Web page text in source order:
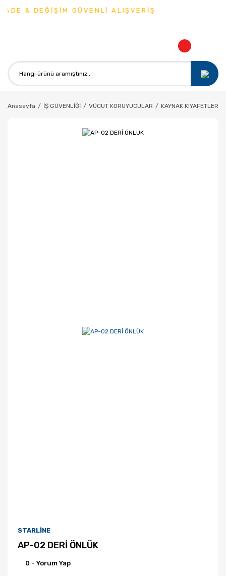
& DEĞİŞİM GÜVENLİ ALIŞVERİŞ
Anasayfa İŞ GÜVENLİĞİ VÜCUT KORUYUCULAR KAYNAK KIYAFETLERİ
STARLİNE
AP-02 DERİ ÖNLÜK
0 - Yorum Yap